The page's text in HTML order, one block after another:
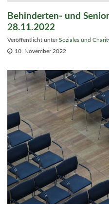
Behinderten- und
28.11.2022
Veröffentlicht unterSoziales und
10. November 2022